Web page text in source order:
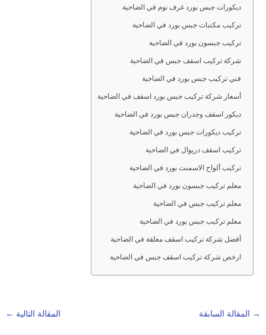
ديكورات جبس بورد غرف نوم في الضاحية
تركيب مكتبات جبس بورد في الضاحية
تركيب جبسون بورد في الضاحية
شركة تركيب اسقف جبس في الضاحية
فني تركيب جبس بورد في الضاحية
أسعار شركة تركيب جبس بورد اسقف في الضاحية
ديكور اسقف وجدران جبس بورد في الضاحية
تركيب ديكورات جبس بورد في الضاحية
تركيب اسقف دريوال في الضاحية
تركيب ألواح الاسمنت بورد في الضاحية
معلم تركيب جبسون بورد في الضاحية
معلم تركيب جبس في الضاحية
معلم تركيب جبس بورد في الضاحية
أفضل شركة تركيب اسقف معلقة في الضاحية
ارخص شركة تركيب اسقف جبس في الضاحية
→ المقالة السابقة المقالة التالية ←